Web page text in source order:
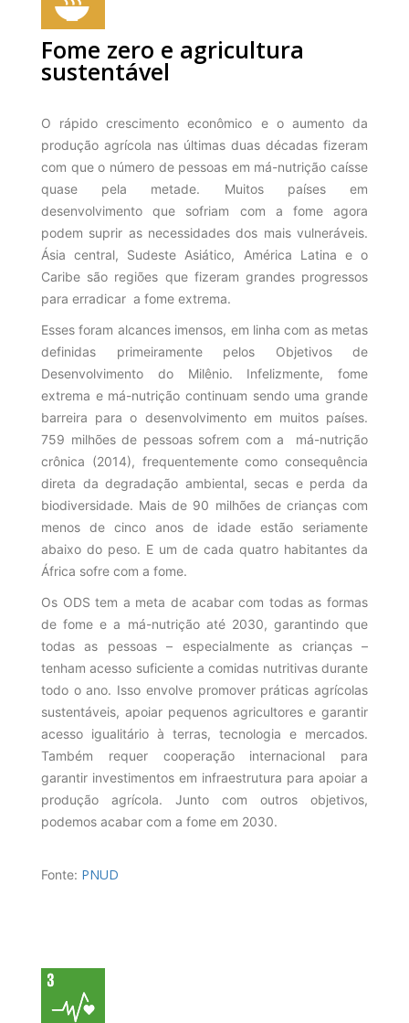
Fome zero e agricultura
sustentável
O rápido crescimento econômico e o aumento da
produção agrícola nas últimas duas décadas fizeram
com que o número de pessoas em má-nutrição caísse
quase pela metade. Muitos países em
desenvolvimento que sofriam com a fome agora
podem suprir as necessidades dos mais vulneráveis.
Ásia central, Sudeste Asiático, América Latina e o
Caribe são regiões que fizeram grandes progressos
para erradicar a fome extrema.
Esses foram alcances imensos, em linha com as metas
definidas primeiramente pelos Objetivos de
Desenvolvimento do Milênio. Infelizmente, fome
extrema e má-nutrição continuam sendo uma grande
barreira para o desenvolvimento em muitos países.
759 milhões de pessoas sofrem com a má-nutrição
crônica (2014), frequentemente como consequência
direta da degradação ambiental, secas e perda da
biodiversidade. Mais de 90 milhões de crianças com
menos de cinco anos de idade estão seriamente
abaixo do peso. E um de cada quatro habitantes da
África sofre com a fome.
Os ODS tem a meta de acabar com todas as formas
de fome e a má-nutrição até 2030, garantindo que
todas as pessoas – especialmente as crianças –
tenham acesso suficiente a comidas nutritivas durante
todo o ano. Isso envolve promover práticas agrícolas
sustentáveis, apoiar pequenos agricultores e garantir
acesso igualitário à terras, tecnologia e mercados.
Também requer cooperação internacional para
garantir investimentos em infraestrutura para apoiar a
produção agrícola. Junto com outros objetivos,
podemos acabar com a fome em 2030.
Fonte: PNUD